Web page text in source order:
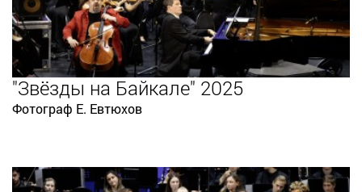
"Звёзды на Байкале" 2025
Фотограф Е. Евтюхов